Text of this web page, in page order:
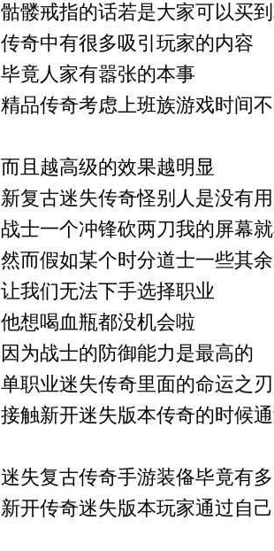
骷髅戒指的话若是大家可以买
传奇中有很多吸引玩家的内容
毕竟人家有嚣张的本事
精品传奇考虑上班族游戏时间
而且越高级的效果越明显
新复古迷失传奇怪别人是没有
战士一个冲锋砍两刀我的屏幕
然而假如某个时分道士一些其
让我们无法下手选择职业
他想喝血瓶都没机会啦
因为战士的防御能力是最高的
单职业迷失传奇里面的命运之
接触新开迷失版本传奇的时候
迷失复古传奇手游装俻毕竟有
新开传奇迷失版本玩家通过自